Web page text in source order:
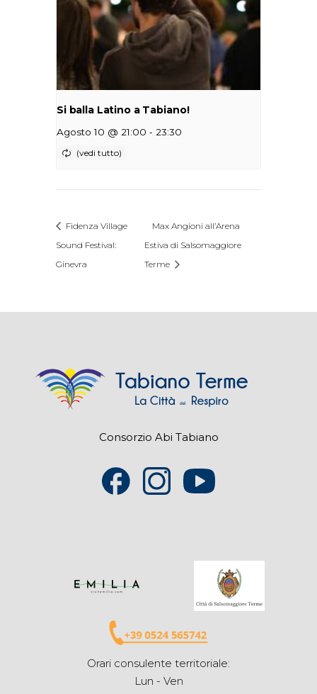
Si balla Latino a Tabiano!
Agosto 10 @ 21:00 - 23:30
Fidenza Village
Sound Festival:
Ginevra
Max Angioni all’Arena
Estiva di Salsomaggiore
Terme
Consorzio Abi Tabiano
Orari consulente territoriale:
Lun - Ven